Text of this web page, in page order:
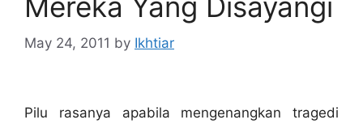
May 24, 2011 by Ikhtiar
Pilu rasanya apabila mengenangkan tragedi